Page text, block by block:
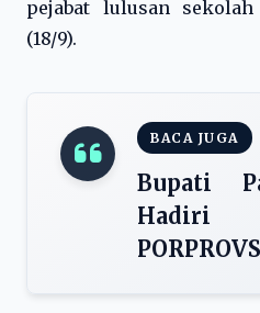
pejabat lulusan
(18/9).
BACA JUGA
Bupati
Hadiri